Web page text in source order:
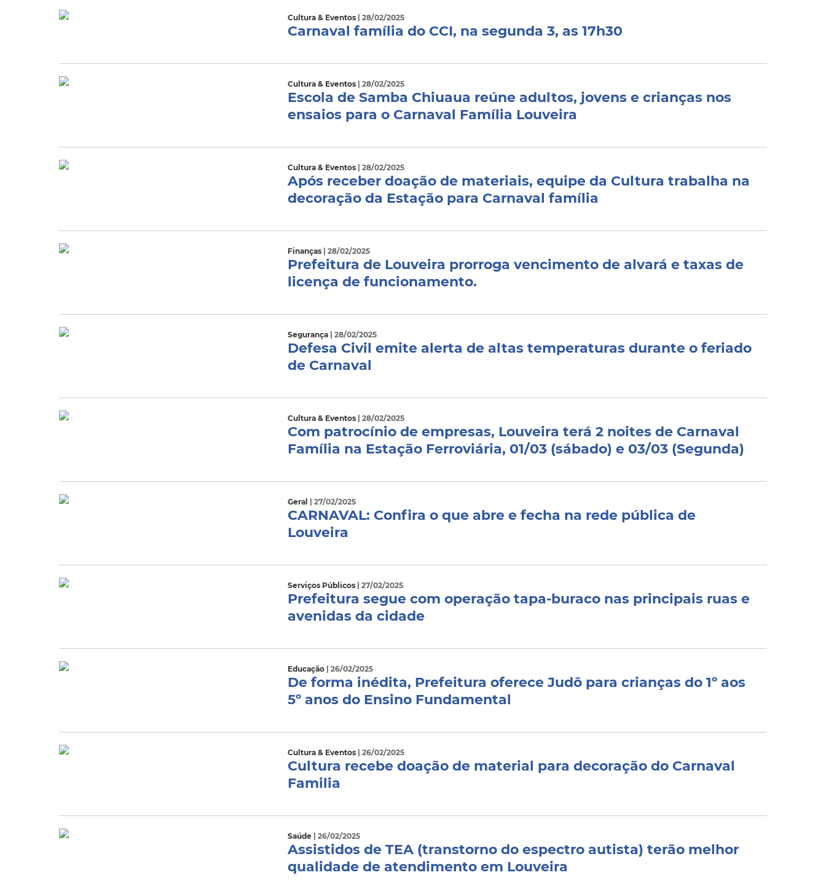
Cultura & Eventos | 28/02/2025
Carnaval família do CCI, na segunda 3, as 17h30
Cultura & Eventos | 28/02/2025
Escola de Samba Chiuaua reúne adultos, jovens e crianças nos
ensaios para o Carnaval Família Louveira
Cultura & Eventos | 28/02/2025
Após receber doação de materiais, equipe da Cultura trabalha na
decoração da Estação para Carnaval família
Finanças | 28/02/2025
Prefeitura de Louveira prorroga vencimento de alvará e taxas de
licença de funcionamento.
Segurança | 28/02/2025
Defesa Civil emite alerta de altas temperaturas durante o feriado
de Carnaval
Cultura & Eventos | 28/02/2025
Com patrocínio de empresas, Louveira terá 2 noites de Carnaval
Família na Estação Ferroviária, 01/03 (sábado) e 03/03 (Segunda)
Geral | 27/02/2025
CARNAVAL: Confira o que abre e fecha na rede pública de
Louveira
Serviços Públicos | 27/02/2025
Prefeitura segue com operação tapa-buraco nas principais ruas e
avenidas da cidade
Educação | 26/02/2025
De forma inédita, Prefeitura oferece Judô para crianças do 1º aos
5º anos do Ensino Fundamental
Cultura & Eventos | 26/02/2025
Cultura recebe doação de material para decoração do Carnaval
Familia
Saúde | 26/02/2025
Assistidos de TEA (transtorno do espectro autista) terão melhor
qualidade de atendimento em Louveira